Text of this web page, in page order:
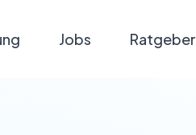
Jobs Ratgeber